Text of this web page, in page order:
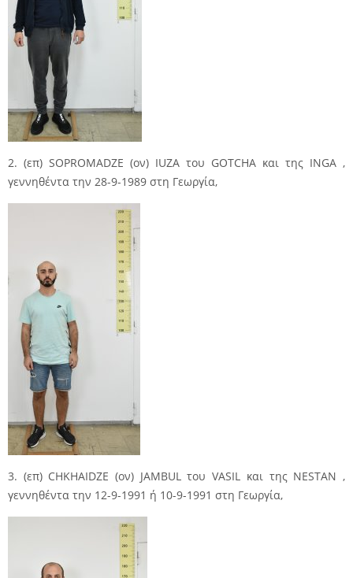
2. (επ) SOPROMADZE (ον) IUZA του GOTCHA και της INGA ,
γεννηθέντα την 28-9-1989 στη Γεωργία,
3. (επ) CHKHAIDZE (ον) JAMBUL του VASIL και της NESTAN ,
γεννηθέντα την 12-9-1991 ή 10-9-1991 στη Γεωργία,